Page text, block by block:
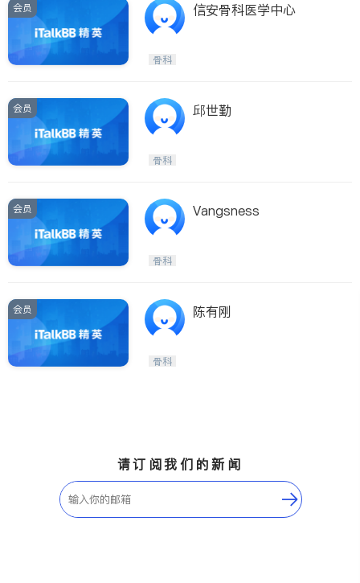
会员 信安骨科医学中心
骨科
会员 邱世勤
骨科
会员 Vangsness
骨科
会员 陈有刚
骨科
请订阅我们的新闻